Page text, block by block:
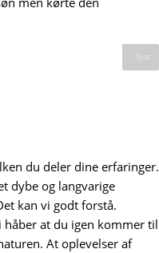
Svar
du deler dine erfaringer.
dybe og langvarige
kan vi godt forstå.
at du igen kommer til
At oplevelser af